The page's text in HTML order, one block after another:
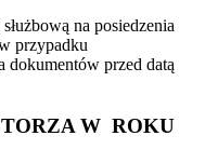
na posiedzenia
przypadku
dokumentów przed datą
W ROKU